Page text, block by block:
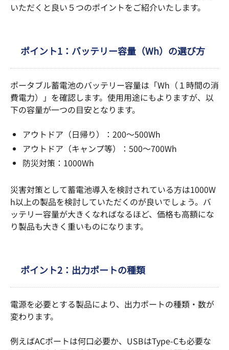
いただくと良い５つのポイントをご紹介いたします。
ポイント1：バッテリー容量（Wh）の選び方
ポータブル蓄電池のバッテリー容量は「Wh（１時間の消
費電力）」を確認します。使用用途にもよりますが、以
下の容量が一つの目安となります。
アウトドア（日帰り）：200～500Wh
アウトドア（キャンプ等）：500～700Wh
防災対策：1000Wh
災害対策として蓄電池導入を検討されている方は1000W
h以上の製品を検討していただくのが良いでしょう。バ
ッテリー容量が大きくなればなるほど、価格も高額にな
り製品も大きく重いものになります。
ポイント2：出力ポートの種類
電源を必要とする製品により、出力ポートの種類・数が
変わります。
例えばACポートは何口必要か、USBはType-Cも必要な